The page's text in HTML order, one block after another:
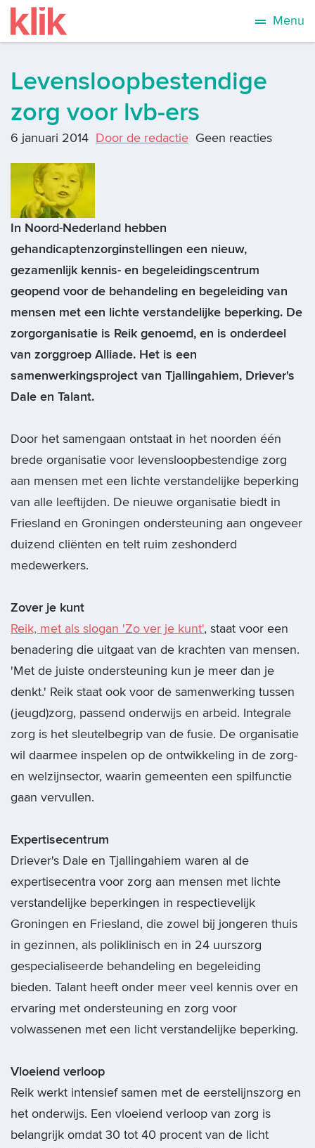
Menu
Levensloopbestendige
zorg voor lvb-ers
6 januari 2014 Door de redactie Geen reacties
In Noord-Nederland hebben
gehandicaptenzorginstellingen een nieuw,
gezamenlijk kennis- en begeleidingscentrum
geopend voor de behandeling en begeleiding van
mensen met een lichte verstandelijke beperking. De
zorgorganisatie is Reik genoemd, en is onderdeel
van zorggroep Alliade. Het is een
samenwerkingsproject van Tjallingahiem, Driever's
Dale en Talant.
Door het samengaan ontstaat in het noorden één
brede organisatie voor levensloopbestendige zorg
aan mensen met een lichte verstandelijke beperking
van alle leeftijden. De nieuwe organisatie biedt in
Friesland en Groningen ondersteuning aan ongeveer
duizend cliënten en telt ruim zeshonderd
medewerkers.
Zover je kunt
Reik, met als slogan 'Zo ver je kunt', staat voor een
benadering die uitgaat van de krachten van mensen.
'Met de juiste ondersteuning kun je meer dan je
denkt.' Reik staat ook voor de samenwerking tussen
(jeugd)zorg, passend onderwijs en arbeid. Integrale
zorg is het sleutelbegrip van de fusie. De organisatie
wil daarmee inspelen op de ontwikkeling in de zorg-
en welzijnsector, waarin gemeenten een spilfunctie
gaan vervullen.
Expertisecentrum
Driever's Dale en Tjallingahiem waren al de
expertisecentra voor zorg aan mensen met lichte
verstandelijke beperkingen in respectievelijk
Groningen en Friesland, die zowel bij jongeren thuis
in gezinnen, als poliklinisch en in 24 uurszorg
gespecialiseerde behandeling en begeleiding
bieden. Talant heeft onder meer veel kennis over en
ervaring met ondersteuning en zorg voor
volwassenen met een licht verstandelijke beperking.
Vloeiend verloop
Reik werkt intensief samen met de eerstelijnszorg en
het onderwijs. Een vloeiend verloop van zorg is
belangrijk omdat 30 tot 40 procent van de licht